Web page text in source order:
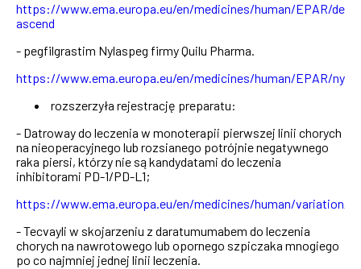
https://www.ema.europa.eu/en/medicines/human/EPAR/
ascend
- pegfilgrastim Nylaspeg firmy Quilu Pharma.
https://www.ema.europa.eu/en/medicines/human/EPAR/
rozszerzyła rejestrację preparatu:
- Datroway do leczenia w monoterapii pierwszej linii chorych
na nieoperacyjnego lub rozsianego potrójnie negatywnego
raka piersi, którzy nie są kandydatami do leczenia
inhibitorami PD-1/PD-L1;
https://www.ema.europa.eu/en/medicines/human/variation/
- Tecvayli w skojarzeniu z daratumumabem do leczenia
chorych na nawrotowego lub opornego szpiczaka mnogiego
po co najmniej jednej linii leczenia.